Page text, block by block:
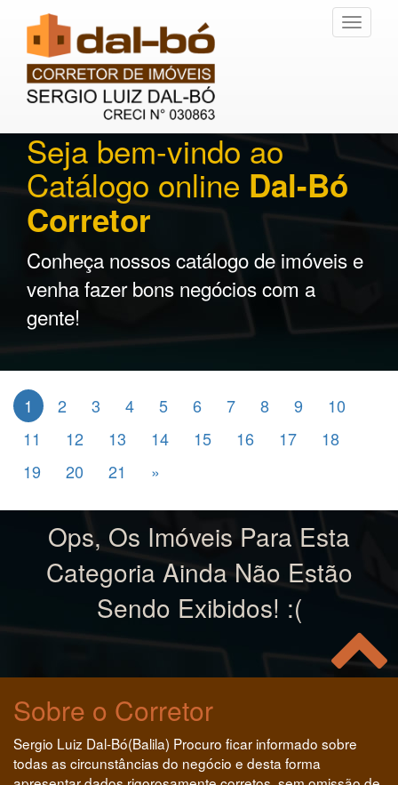
Toggle
Seja bem-vindo ao
Catálogo online Dal-Bó
Corretor
Conheça nossos catálogo de imóveis e
venha fazer bons negócios com a
gente!
1 2 3 4 5 6 7 8 9
10
11
12 13 14 15 16 17
18
19
20 21 »
Ops, Os Imóveis Para Esta
Categoria Ainda Não Estão
Sendo Exibidos! :(
Sobre o Corretor
Sergio Luiz Dal-Bó(Balila) Procuro ficar informado sobre
todas as circunstâncias do negócio e desta forma